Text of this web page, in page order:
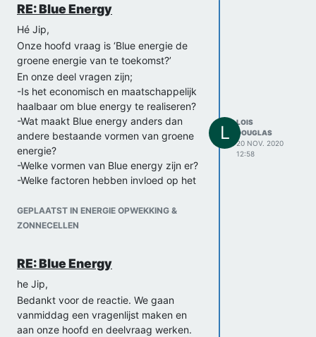
RE: Blue Energy
Hé Jip,
Onze hoofd vraag is ‘Blue energie de
groene energie van te toekomst?’
En onze deel vragen zijn;
-Is het economisch en maatschappelijk
haalbaar om blue energy te realiseren?
-Wat maakt Blue energy anders dan
andere bestaande vormen van groene
energie?
-Welke vormen van Blue energy zijn er?
-Welke factoren hebben invloed op het
Groetjes Lois Douglas
GEPLAATST IN ENERGIE OPWEKKING &
ZONNECELLEN
L
LOIS
DOUGLAS
20 NOV. 2020
12:58
RE: Blue Energy
he Jip,
Bedankt voor de reactie. We gaan
vanmiddag een vragenlijst maken en
aan onze hoofd en deelvraag werken.